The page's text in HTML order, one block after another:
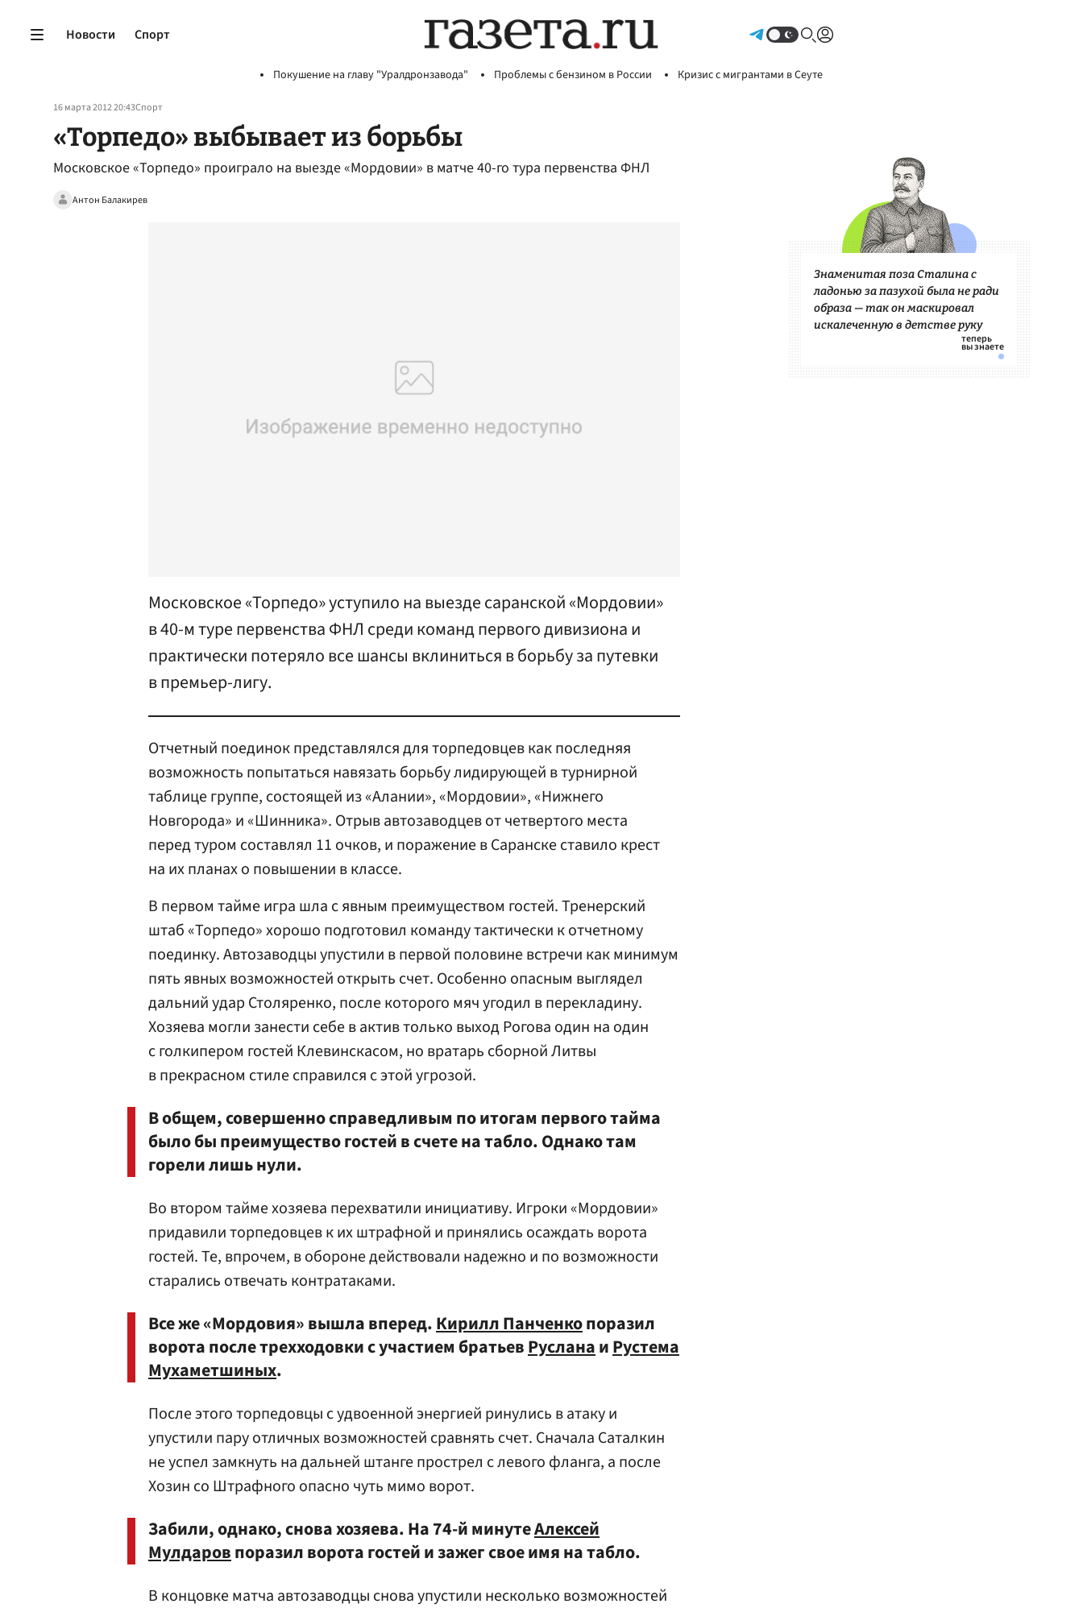
Новости Спорт
Покушение на главу "Уралдронзавода" Проблемы с бензином в России Кризис с мигрантами в Сеуте
16 марта 2012 20:43Спорт
«Торпедо» выбывает из борьбы
Московское «Торпедо» проиграло на выезде «Мордовии» в матче 40-го тура первенства ФНЛ
Антон Балакирев
Московское «Торпедо» уступило на выезде саранской «Мордовии»
в 40-м туре первенства ФНЛ среди команд первого дивизиона и
практически потеряло все шансы вклиниться в борьбу за путевки
в премьер-лигу.
Отчетный поединок представлялся для торпедовцев как последняя
возможность попытаться навязать борьбу лидирующей в турнирной
таблице группе, состоящей из «Алании», «Мордовии», «Нижнего
Новгорода» и «Шинника». Отрыв автозаводцев от четвертого места
перед туром составлял 11 очков, и поражение в Саранске ставило крест
на их планах о повышении в классе.
В первом тайме игра шла с явным преимуществом гостей. Тренерский
штаб «Торпедо» хорошо подготовил команду тактически к отчетному
поединку. Автозаводцы упустили в первой половине встречи как минимум
пять явных возможностей открыть счет. Особенно опасным выглядел
дальний удар Столяренко, после которого мяч угодил в перекладину.
Хозяева могли занести себе в актив только выход Рогова один на один
с голкипером гостей Клевинскасом, но вратарь сборной Литвы
в прекрасном стиле справился с этой угрозой.
В общем, совершенно справедливым по итогам первого тайма
было бы преимущество гостей в счете на табло. Однако там
горели лишь нули.
Во втором тайме хозяева перехватили инициативу. Игроки «Мордовии»
придавили торпедовцев к их штрафной и принялись осаждать ворота
гостей. Те, впрочем, в обороне действовали надежно и по возможности
старались отвечать контратаками.
Все же «Мордовия» вышла вперед.Кирилл Панченкопоразил
ворота после трехходовки с участием братьевРусланаиРустема
Мухаметшиных.
После этого торпедовцы с удвоенной энергией ринулись в атаку и
упустили пару отличных возможностей сравнять счет. Сначала Саталкин
не успел замкнуть на дальней штанге прострел с левого фланга, а после
Хозин со Штрафного опасно чуть мимо ворот.
Забили, однако, снова хозяева. На 74-й минутеАлексей
Мулдаровпоразил ворота гостей и зажег свое имя на табло.
В концовке матча автозаводцы снова упустили несколько возможностей
Знаменитая поза Сталина с
ладонью за пазухой была не ради
образа — так он маскировал
искалеченную в детстве руку